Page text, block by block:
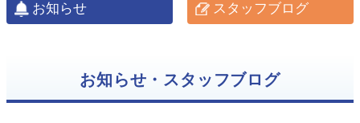
お知らせ スタッフブログ
お知らせ・スタッフブログ